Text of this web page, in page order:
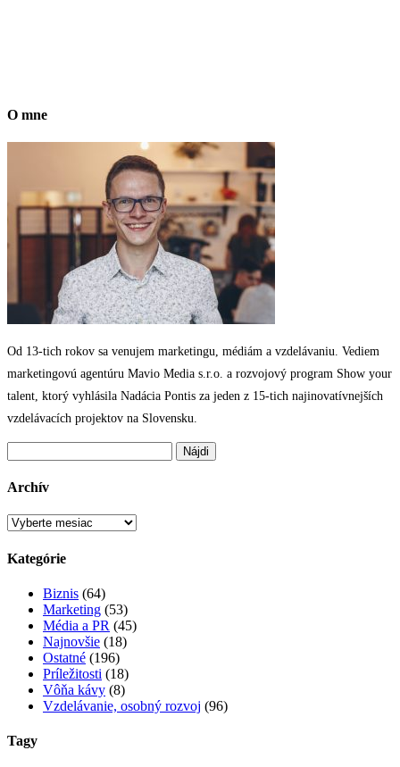
O mne
Od 13-tich rokov sa venujem marketingu, médiám a vzdelávaniu. Vediem
marketingovú agentúru Mavio Media s.r.o. a rozvojový program Show your
talent, ktorý vyhlásila Nadácia Pontis za jeden z 15-tich najinovatívnejších
vzdelávacích projektov na Slovensku.
Archív
Archív
Kategórie
Biznis (64)
Marketing (53)
Média a PR (45)
Najnovšie (18)
Ostatné (196)
Príležitosti (18)
Vôňa kávy (8)
Vzdelávanie, osobný rozvoj (96)
Tagy